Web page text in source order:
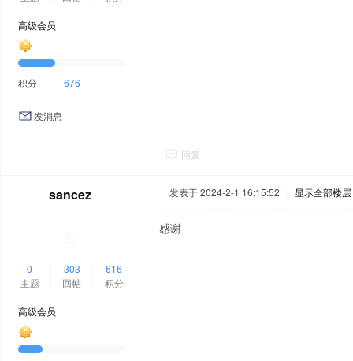
高级会员
积分 676
发消息
回复
sancez
0
主题
303
回帖
616
积分
高级会员
发表于 2024-2-1 16:15:52 显示全部楼层
感谢